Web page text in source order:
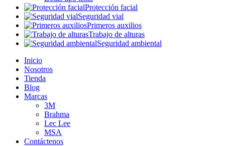
Protección facial
Seguridad vial
Primeros auxilios
Trabajo de alturas
Seguridad ambiental
Inicio
Nosotros
Tienda
Blog
Marcas
3M
Brahma
Lec Lee
MSA
Contáctenos